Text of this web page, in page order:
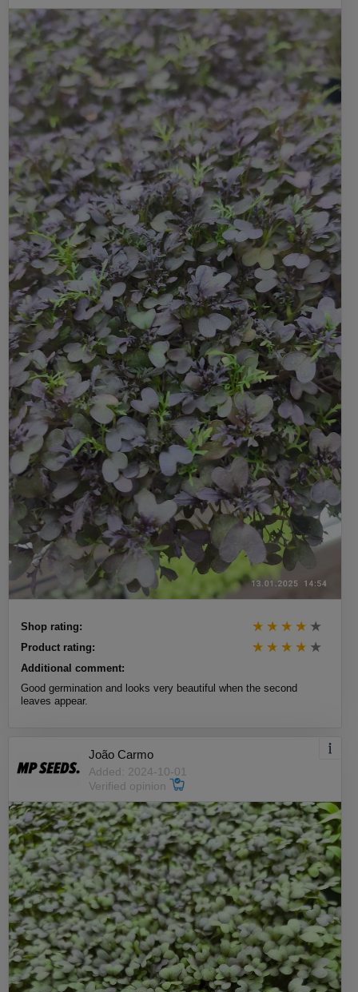
Shop rating:
Product rating:
Additional comment:
Good germination and looks very beautiful when the second
leaves appear.
João Carmo
Added: 2024-10-01
Verified opinion